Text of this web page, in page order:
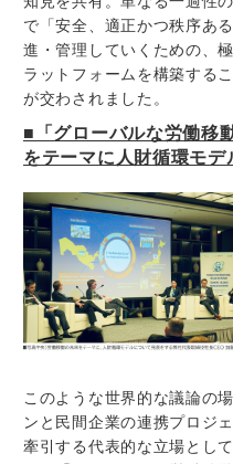
で「安全、適正かつ秩序あ
進・管理していくための、
ラットフォームを構築する
が交わされました。
■「グローバルな労働移
をテーマに人財循環モデ
このような世界的な議論の
ンと民間企業の連携プロジ
牽引する代表的な立場とし